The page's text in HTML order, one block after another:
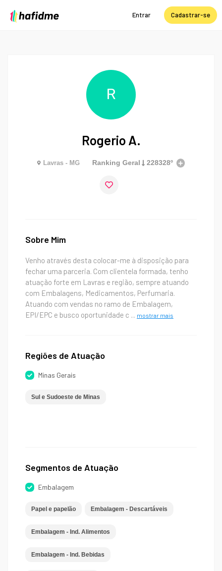
Entrar Cadastrar-se
R
Rogerio A.
Lavras - MG Ranking Geral 228328º
Sobre Mim
Venho através desta colocar-me à disposição para
fechar uma parceria. Com clientela formada, tenho
atuação forte em Lavras e região, sempre atuando
com Embalagens, Medicamentos, Perfumaria.
Atuando com vendas no ramo de Embalagem,
EPI/EPC e busco oportunidade c ... mostrar mais
Regiões de Atuação
Minas Gerais
Sul e Sudoeste de Minas
Segmentos de Atuação
Embalagem
Papel e papelão Embalagem - Descartáveis
Embalagem - Ind. Alimentos
Embalagem - Ind. Bebidas